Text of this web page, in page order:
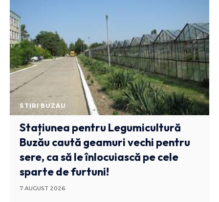
STIRI BUZAU
Stațiunea pentru Legumicultură
Buzău caută geamuri vechi pentru
sere, ca să le înlocuiască pe cele
sparte de furtuni!
7 AUGUST 2026